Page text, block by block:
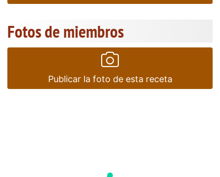
Fotos de miembros
Publicar la foto de esta receta